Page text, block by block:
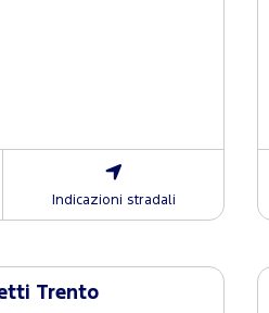
Indicazioni stradali
Trento